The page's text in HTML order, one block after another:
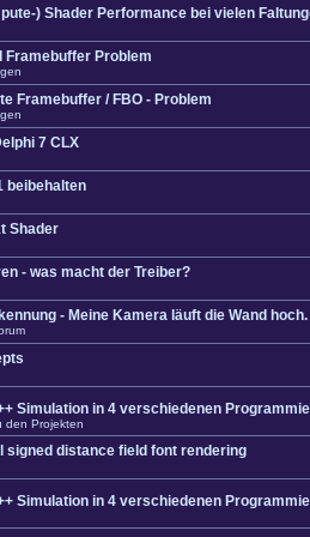
) Shader Performance bei vielen
Framebuffer Problem
Framebuffer / FBO - Problem
7 CLX
beibehalten
Shader
- was macht der Treiber?
- Meine Kamera läuft die Wand hoch.
Simulation in 4 verschiedenen
den Projekten
signed distance field font rendering
Simulation in 4 verschiedenen